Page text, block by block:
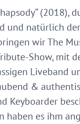
und natürlich
wir The
Show, mit
Liveband
&
Keyboarder
haben es ihm